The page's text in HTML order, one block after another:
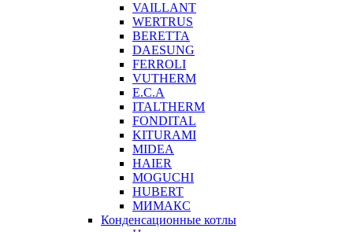
VAILLANT
WERTRUS
BERETTA
DAESUNG
FERROLI
VUTHERM
E.C.A
ITALTHERM
FONDITAL
KITURAMI
MIDEA
HAIER
MOGUCHI
HUBERT
МИМАКС
Конденсационные котлы